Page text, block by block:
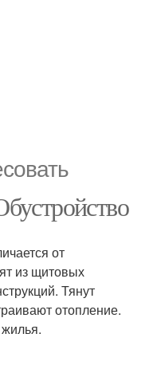
от
из щитовых
Тянут
отопление.